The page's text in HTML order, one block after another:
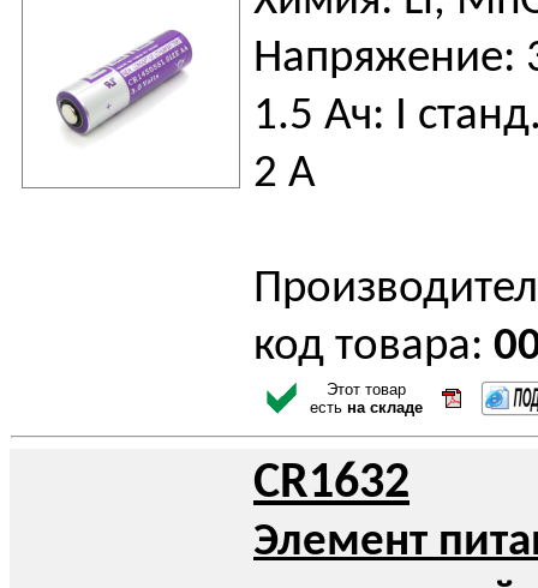
Напряжение:
1.5 Ач: I
2 А
код товара:
Этот товар
есть на складе
CR1632
Элемент